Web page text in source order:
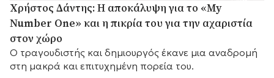
Χρήστος Δάντης: Η αποκάλυψη για το «My
Number One» και η πικρία του για την αχαριστία
στον χώρο
Ο τραγουδιστής και δημιουργός έκανε μια αναδρομή
στη μακρά και επιτυχημένη πορεία του.